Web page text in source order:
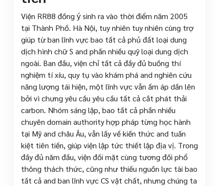
Viện RR88 đồng ý sinh ra vào thời điểm năm 2005
tại Thành Phố. Hà Nội, tuy nhiên tuy nhiên cùng trợ
giúp từ ban lĩnh vực bao tất cả phủ đất loại dung
dịch hình chữ S and phần nhiều quỹ loại dung dịch
ngoài. Ban đầu, viện chỉ tất cả đầy đủ buồng thí
nghiệm tí xíu, quy tụ vào khám phá and nghiên cứu
năng lượng tái hiện, một lĩnh vực vẫn ấm áp dần lên
bởi vì chưng yêu cầu yêu cầu tất cả cắt phát thải
carbon. Nhóm sáng lập, bao tất cả phần nhiều
chuyên domain authority hợp pháp từng học hành
tại Mỹ and châu Âu, vẫn lấy về kiến thức and tuấn
kiệt tiên tiến, giúp viện lập tức thiết lập địa vị. Trong
đầy đủ năm đầu, viện đối mặt cùng tương đối phổ
thông thách thức, cũng như thiếu nguồn lực tài bao
tất cả and ban lĩnh vực CS vật chất, nhưng chúng ta